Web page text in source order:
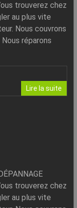
trouverez chez
au plus vite
Nous couvrons
réparons
Lire la suite
trouverez chez
au plus vite